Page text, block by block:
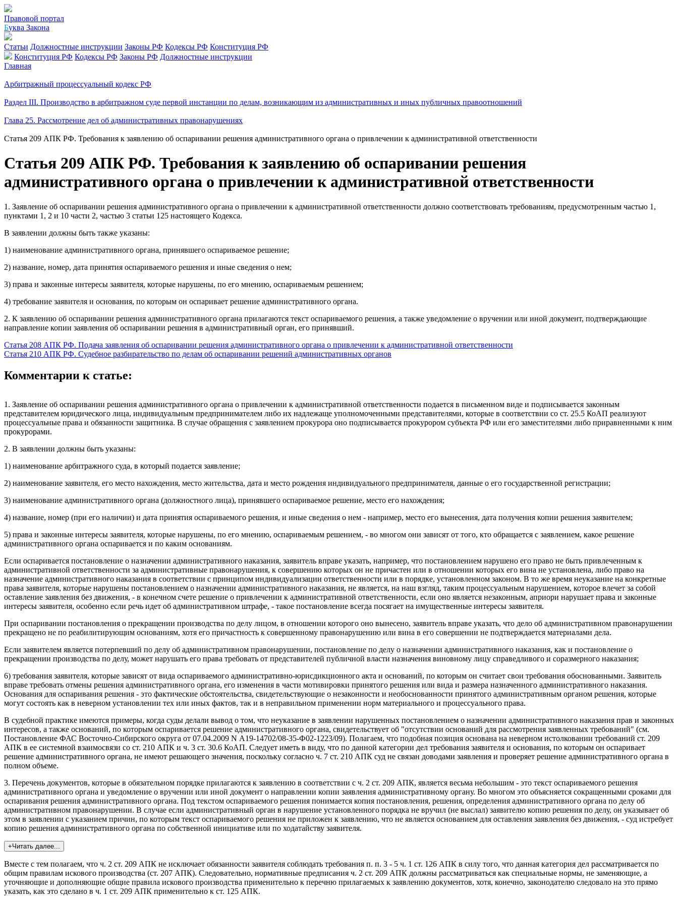
Правовой портал
Буква Закона
Статьи Должностные инструкции Законы РФ Кодексы РФ Конституция РФ
Конституция РФ Кодексы РФ Законы РФ Должностные инструкции
Главная
Арбитражный процессуальный кодекс РФ
Раздел III. Производство в арбитражном суде первой инстанции по делам, возникающим из административных и иных публичных правоотношений
Глава 25. Рассмотрение дел об административных правонарушениях
Статья 209 АПК РФ. Требования к заявлению об оспаривании решения административного органа о привлечении к административной ответственности
Статья 209 АПК РФ. Требования к заявлению об оспаривании решения
административного органа о привлечении к административной ответственности
1. Заявление об оспаривании решения административного органа о привлечении к административной ответственности должно соответствовать требованиям, предусмотренным частью 1,
пунктами 1, 2 и 10 части 2, частью 3 статьи 125 настоящего Кодекса.
В заявлении должны быть также указаны:
1) наименование административного органа, принявшего оспариваемое решение;
2) название, номер, дата принятия оспариваемого решения и иные сведения о нем;
3) права и законные интересы заявителя, которые нарушены, по его мнению, оспариваемым решением;
4) требование заявителя и основания, по которым он оспаривает решение административного органа.
2. К заявлению об оспаривании решения административного органа прилагаются текст оспариваемого решения, а также уведомление о вручении или иной документ, подтверждающие
направление копии заявления об оспаривании решения в административный орган, его принявший.
Статья 208 АПК РФ. Подача заявления об оспаривании решения административного органа о привлечении к административной ответственности
Статья 210 АПК РФ. Судебное разбирательство по делам об оспаривании решений административных органов
Комментарии к статье:
1. Заявление об оспаривании решения административного органа о привлечении к административной ответственности подается в письменном виде и подписывается законным
представителем юридического лица, индивидуальным предпринимателем либо их надлежаще уполномоченными представителями, которые в соответствии со ст. 25.5 КоАП реализуют
процессуальные права и обязанности защитника. В случае обращения с заявлением прокурора оно подписывается прокурором субъекта РФ или его заместителями либо приравненными к ним
прокурорами.
2. В заявлении должны быть указаны:
1) наименование арбитражного суда, в который подается заявление;
2) наименование заявителя, его место нахождения, место жительства, дата и место рождения индивидуального предпринимателя, данные о его государственной регистрации;
3) наименование административного органа (должностного лица), принявшего оспариваемое решение, место его нахождения;
4) название, номер (при его наличии) и дата принятия оспариваемого решения, и иные сведения о нем - например, место его вынесения, дата получения копии решения заявителем;
5) права и законные интересы заявителя, которые нарушены, по его мнению, оспариваемым решением, - во многом они зависят от того, кто обращается с заявлением, какое решение
административного органа оспаривается и по каким основаниям.
Если оспаривается постановление о назначении административного наказания, заявитель вправе указать, например, что постановлением нарушено его право не быть привлеченным к
административной ответственности за административные правонарушения, к совершению которых он не причастен или в отношении которых его вина не установлена, либо право на
назначение административного наказания в соответствии с принципом индивидуализации ответственности или в порядке, установленном законом. В то же время неуказание на конкретные
права заявителя, которые нарушены постановлением о назначении административного наказания, не является, на наш взгляд, таким процессуальным нарушением, которое влечет за собой
оставление заявления без движения, - в конечном счете решение о привлечении к административной ответственности, если оно является незаконным, априори нарушает права и законные
интересы заявителя, особенно если речь идет об административном штрафе, - такое постановление всегда посягает на имущественные интересы заявителя.
При оспаривании постановления о прекращении производства по делу лицом, в отношении которого оно вынесено, заявитель вправе указать, что дело об административном правонарушении
прекращено не по реабилитирующим основаниям, хотя его причастность к совершенному правонарушению или вина в его совершении не подтверждается материалами дела.
Если заявителем является потерпевший по делу об административном правонарушении, постановление по делу о назначении административного наказания, как и постановление о
прекращении производства по делу, может нарушать его права требовать от представителей публичной власти назначения виновному лицу справедливого и соразмерного наказания;
6) требования заявителя, которые зависят от вида оспариваемого административно-юрисдикционного акта и оснований, по которым он считает свои требования обоснованными. Заявитель
вправе требовать отмены решения административного органа, его изменения в части мотивировки принятого решения или вида и размера назначенного административного наказания.
Основания для оспаривания решения - это фактические обстоятельства, свидетельствующие о незаконности и необоснованности принятого административным органом решения, которые
могут состоять как в неверном установлении тех или иных фактов, так и в неправильном применении норм материального и процессуального права.
В судебной практике имеются примеры, когда суды делали вывод о том, что неуказание в заявлении нарушенных постановлением о назначении административного наказания прав и законных
интересов, а также оснований, по которым оспаривается решение административного органа, свидетельствует об "отсутствии оснований для рассмотрения заявленных требований" (см.
Постановление ФАС Восточно-Сибирского округа от 07.04.2009 N А19-14702/08-35-Ф02-1223/09). Полагаем, что подобная позиция основана на неверном истолковании требований ст. 209
АПК в ее системной взаимосвязи со ст. 210 АПК и ч. 3 ст. 30.6 КоАП. Следует иметь в виду, что по данной категории дел требования заявителя и основания, по которым он оспаривает
решение административного органа, не имеют решающего значения, поскольку согласно ч. 7 ст. 210 АПК суд не связан доводами заявления и проверяет решение административного органа в
полном объеме.
3. Перечень документов, которые в обязательном порядке прилагаются к заявлению в соответствии с ч. 2 ст. 209 АПК, является весьма небольшим - это текст оспариваемого решения
административного органа и уведомление о вручении или иной документ о направлении копии заявления административному органу. Во многом это объясняется сокращенными сроками для
оспаривания решения административного органа. Под текстом оспариваемого решения понимается копия постановления, решения, определения административного органа по делу об
административном правонарушении. В случае если административный орган в нарушение установленного порядка не вручил (не выслал) заявителю копию решения по делу, он указывает об
этом в заявлении с указанием причин, по которым текст оспариваемого решения не приложен к заявлению, что не является основанием для оставления заявления без движения, - суд истребует
копию решения административного органа по собственной инициативе или по ходатайству заявителя.
+Читать далее...
Вместе с тем полагаем, что ч. 2 ст. 209 АПК не исключает обязанности заявителя соблюдать требования п. п. 3 - 5 ч. 1 ст. 126 АПК в силу того, что данная категория дел рассматривается по
общим правилам искового производства (ст. 207 АПК). Следовательно, нормативные предписания ч. 2 ст. 209 АПК должны рассматриваться как специальные нормы, не заменяющие, а
уточняющие и дополняющие общие правила искового производства применительно к перечню прилагаемых к заявлению документов, хотя, конечно, законодателю следовало на это прямо
указать, как это сделано в ч. 1 ст. 209 АПК применительно к ст. 125 АПК.